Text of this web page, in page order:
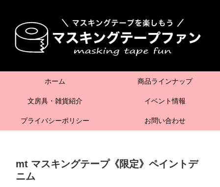
ホーム 商品ラインナップ
文房具・雑貨紹介 イベント情報
プライバシーポリシー お問い合わせ
mt マスキングテープ《限定》ペイントデ
ニム